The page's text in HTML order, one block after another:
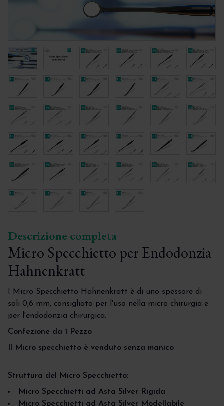
Descrizione completa
Micro Specchietto per Endodonzia
Hahnenkratt
I Micro Specchietto Hahnenkratt è di uno spessore di
soli 0,6 mm, consigliato per l'uso nella micro chirurgia e
per l'endodonzia chirurgica.
Confezione da 1 Pezzo
Il Micro specchietto è venduto senza manico
Struttura del Micro Specchietto:
Micro Specchietti ad Asta Silver Rigida
Micro Specchietti ad Asta Silver Modellabile